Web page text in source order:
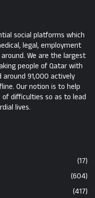
social platforms which
legal, employment
We are the largest
people of Qatar with
91,000 actively
Our notion is to help
difficulties so as to lead
lives.
(17)
(604)
(417)